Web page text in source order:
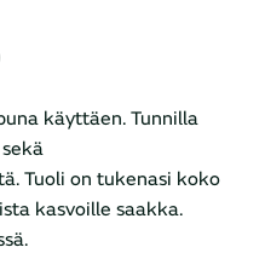
käyttäen. Tunnilla
Tuoli on tukenasi koko
kasvoille saakka.